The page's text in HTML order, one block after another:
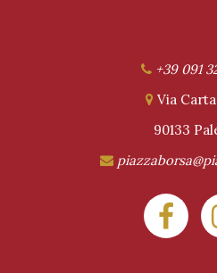
+39 091
Via
90133